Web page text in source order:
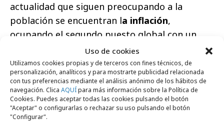
Uso de cookies
Utilizamos cookies propias y de terceros con fines técnicos, de
personalización, analíticos y para mostrarte publicidad relacionada
con tus preferencias mediante el análisis anónimo de los hábitos de
navegación. Clica AQUÍpara más información sobre la Política de
Cookies. Puedes aceptar todas las cookies pulsando el botón
"Aceptar" o configurarlas o rechazar su uso pulsando el botón
"Configurar".
actualidad que siguen preocupando a la
población se encuentran la inflación,
ocupando el segundo puesto global con un
30% de media, y que, en el caso de España,
aunque sigue estando entre las cinco
principales preocupaciones, desciende al
cuarto puesto y se mantiene a los mismos
niveles de meses anteriores, lejos de los picos
alcanzados en los meses de abril, junio y